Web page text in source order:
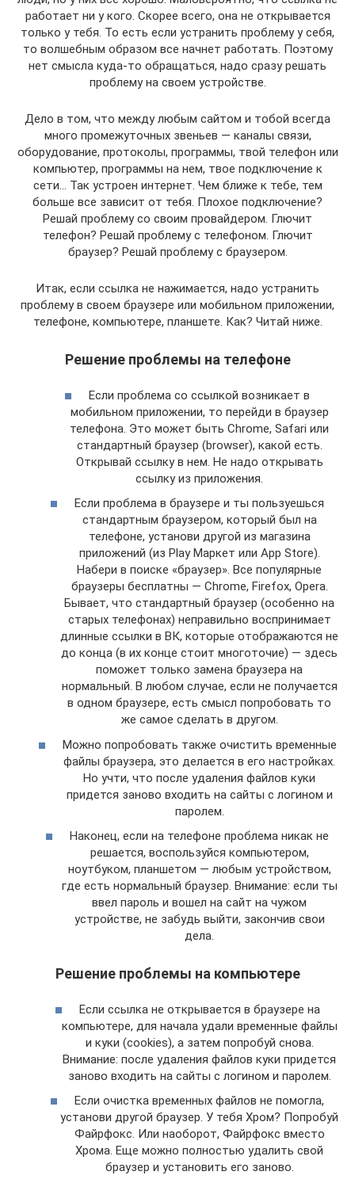
работает ни у кого. Скорее всего, она не открывается
только у тебя. То есть если устранить проблему у себя,
то волшебным образом все начнет работать. Поэтому
нет смысла куда-то обращаться, надо сразу решать
проблему на своем устройстве.
Дело в том, что между любым сайтом и тобой всегда
много промежуточных звеньев — каналы связи,
оборудование, протоколы, программы, твой телефон или
компьютер, программы на нем, твое подключение к
сети… Так устроен интернет. Чем ближе к тебе, тем
больше все зависит от тебя. Плохое подключение?
Решай проблему со своим провайдером. Глючит
телефон? Решай проблему с телефоном. Глючит
браузер? Решай проблему с браузером.
Итак, если ссылка не нажимается, надо устранить
проблему в своем браузере или мобильном приложении,
телефоне, компьютере, планшете. Как? Читай ниже.
Решение проблемы на телефоне
Если проблема со ссылкой возникает в
мобильном приложении, то перейди в браузер
телефона. Это может быть Chrome, Safari или
стандартный браузер (browser), какой есть.
Открывай ссылку в нем. Не надо открывать
ссылку из приложения.
Если проблема в браузере и ты пользуешься
стандартным браузером, который был на
телефоне, установи другой из магазина
приложений (из Play Маркет или App Store).
Набери в поиске «браузер». Все популярные
браузеры бесплатны — Chrome, Firefox, Opera.
Бывает, что стандартный браузер (особенно на
старых телефонах) неправильно воспринимает
длинные ссылки в ВК, которые отображаются не
до конца (в их конце стоит многоточие) — здесь
поможет только замена браузера на
нормальный. В любом случае, если не получается
в одном браузере, есть смысл попробовать то
же самое сделать в другом.
Можно попробовать также очистить временные
файлы браузера, это делается в его настройках.
Но учти, что после удаления файлов куки
придется заново входить на сайты с логином и
паролем.
Наконец, если на телефоне проблема никак не
решается, воспользуйся компьютером,
ноутбуком, планшетом — любым устройством,
где есть нормальный браузер. Внимание: если ты
ввел пароль и вошел на сайт на чужом
устройстве, не забудь выйти, закончив свои
дела.
Решение проблемы на компьютере
Если ссылка не открывается в браузере на
компьютере, для начала удали временные файлы
и куки (cookies), а затем попробуй снова.
Внимание: после удаления файлов куки придется
заново входить на сайты с логином и паролем.
Если очистка временных файлов не помогла,
установи другой браузер. У тебя Хром? Попробуй
Файрфокс. Или наоборот, Файрфокс вместо
Хрома. Еще можно полностью удалить свой
браузер и установить его заново.